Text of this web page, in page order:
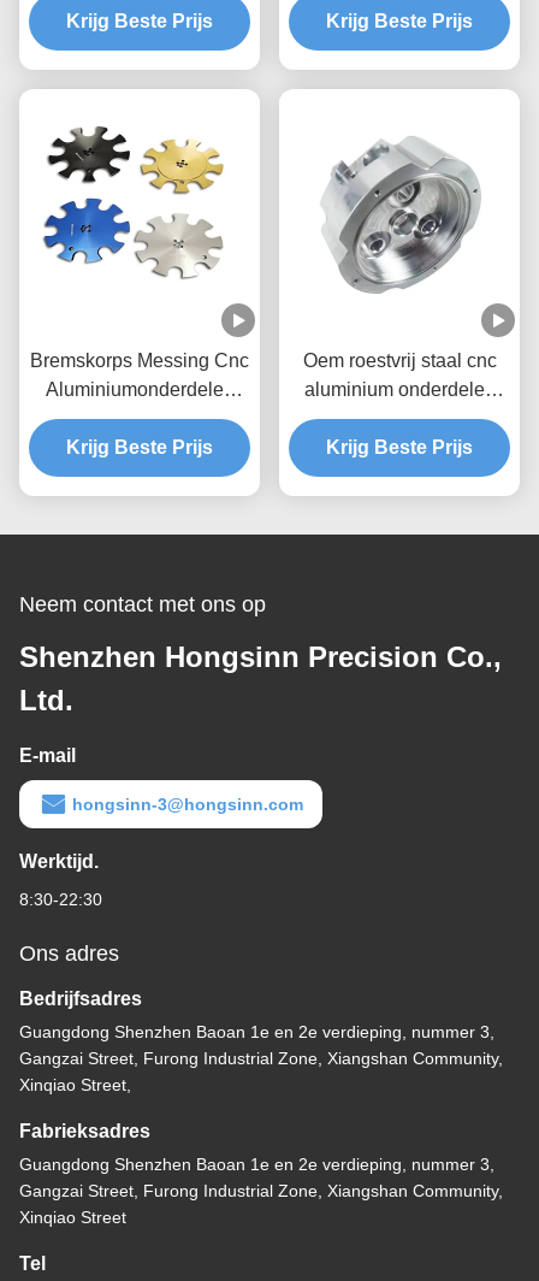
Bewerkingsonderdelen
Fabrikant
Krijg Beste Prijs
Aluminium CNC-
bewerkingsonderdelen
Krijg Beste Prijs
Bremskorps Messing Cnc
Aluminiumonderdelen
Cnc Billetonderdelen
Krijg Beste Prijs
Oem roestvrij staal cnc
aluminium onderdelen
voor drone elektronische
Krijg Beste Prijs
Neem contact met ons op
Shenzhen Hongsinn Precision Co.,
Ltd.
E-mail
hongsinn-3@hongsinn.com
Werktijd.
8:30-22:30
Ons adres
Bedrijfsadres
Guangdong Shenzhen Baoan 1e en 2e verdieping, nummer 3,
Gangzai Street, Furong Industrial Zone, Xiangshan Community,
Xinqiao Street,
Fabrieksadres
Guangdong Shenzhen Baoan 1e en 2e verdieping, nummer 3,
Gangzai Street, Furong Industrial Zone, Xiangshan Community,
Xinqiao Street
Tel